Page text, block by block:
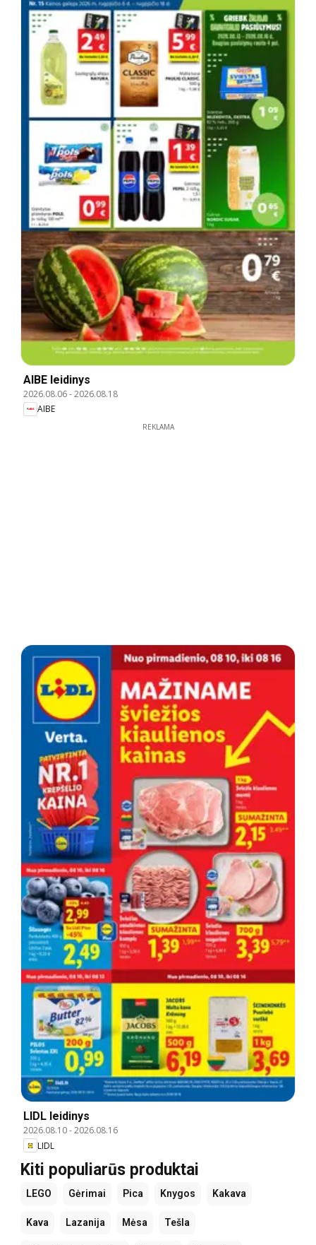
AIBE leidinys
2026.08.06-2026.08.18
AIBE
REKLAMA
LIDL leidinys
2026.08.10-2026.08.16
LIDL
Kiti populiarūs produktai
LEGO Gėrimai Pica Knygos Kakava
Kava Lazanija Mėsa Tešla